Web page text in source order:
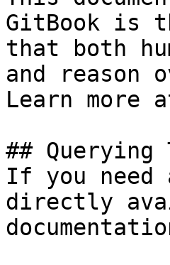
GitBook is
that both
and reason
Learn more
## Querying
If you
directly